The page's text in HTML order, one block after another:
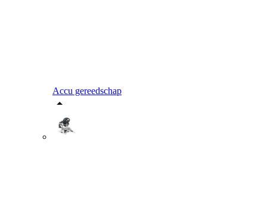
Accu gereedschap